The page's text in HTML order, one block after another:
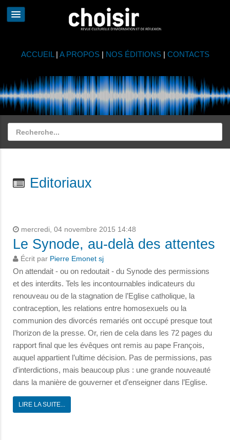
ACCUEIL | A PROPOS| NOS ÉDITIONS| CONTACTS
Editoriaux
mercredi, 04 novembre 2015 14:48
Le Synode, au-delà des attentes
Écrit par Pierre Emonet sj
On attendait - ou on redoutait - du Synode des permissions
et des interdits. Tels les incontournables indicateurs du
renouveau ou de la stagnation de l’Eglise catholique, la
contraception, les relations entre homosexuels ou la
communion des divorcés remariés ont occupé presque tout
l’horizon de la presse. Or, rien de cela dans les 72 pages du
rapport final que les évêques ont remis au pape François,
auquel appartient l’ultime décision. Pas de permissions, pas
d’interdictions, mais beaucoup plus : une grande nouveauté
dans la manière de gouverner et d’enseigner dans l’Eglise.
LIRE LA SUITE...